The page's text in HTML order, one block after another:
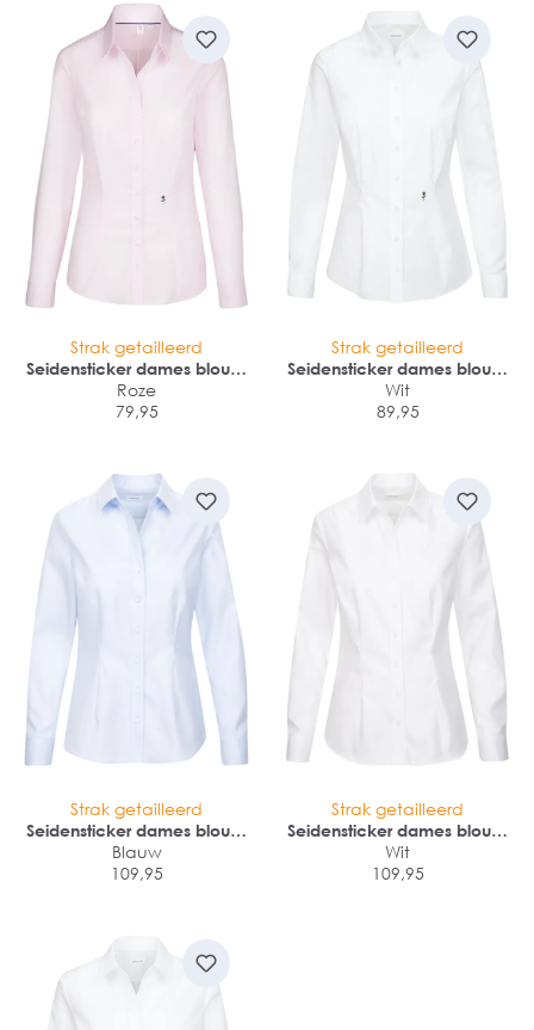
Strak getailleerd
Seidensticker dames blouse
slim fit
Roze
79,95
Strak getailleerd
Seidensticker dames blouse
slim fit
Wit
89,95
Strak getailleerd
Seidensticker dames blouse
slim fit
Blauw
109,95
Strak getailleerd
Seidensticker dames blouse
slim fit
Wit
109,95